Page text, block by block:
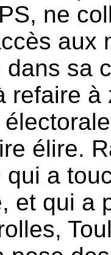
ne
aux
sa
refaire
élire.
a
et qui a